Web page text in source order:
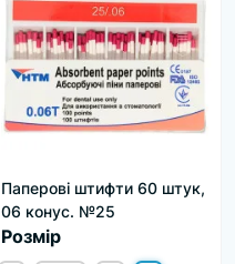
Паперові штифти 60 штук,
06 конус. №25
Розмір